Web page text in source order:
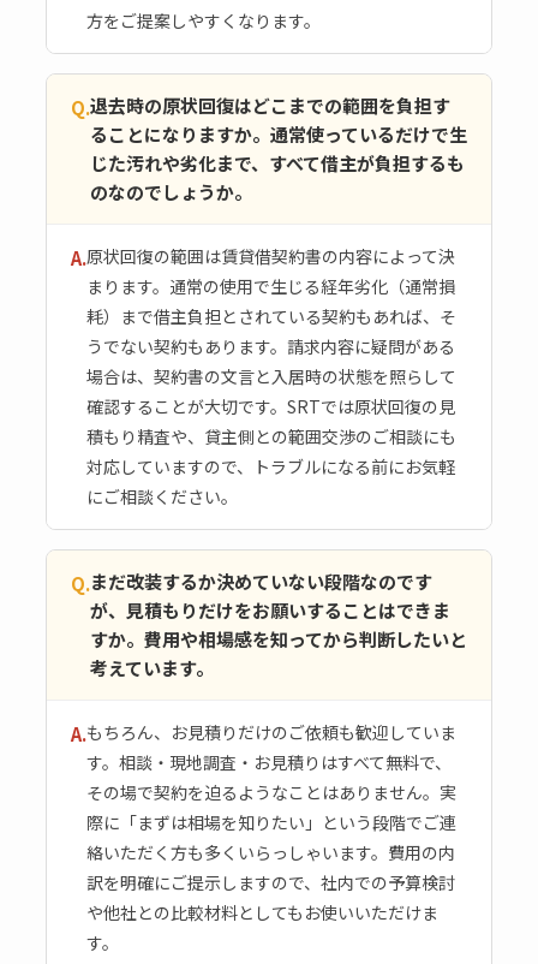
方をご提案しやすくなります。
Q.退去時の原状回復はどこまでの範囲を負担す
ることになりますか。通常使っているだけで生
じた汚れや劣化まで、すべて借主が負担するも
のなのでしょうか。
A.原状回復の範囲は賃貸借契約書の内容によって決
まります。通常の使用で生じる経年劣化（通常損
耗）まで借主負担とされている契約もあれば、そ
うでない契約もあります。請求内容に疑問がある
場合は、契約書の文言と入居時の状態を照らして
確認することが大切です。SRTでは原状回復の見
積もり精査や、貸主側との範囲交渉のご相談にも
対応していますので、トラブルになる前にお気軽
にご相談ください。
Q.まだ改装するか決めていない段階なのです
が、見積もりだけをお願いすることはできま
すか。費用や相場感を知ってから判断したいと
考えています。
A.もちろん、お見積りだけのご依頼も歓迎していま
す。相談・現地調査・お見積りはすべて無料で、
その場で契約を迫るようなことはありません。実
際に「まずは相場を知りたい」という段階でご連
絡いただく方も多くいらっしゃいます。費用の内
訳を明確にご提示しますので、社内での予算検討
や他社との比較材料としてもお使いいただけま
す。